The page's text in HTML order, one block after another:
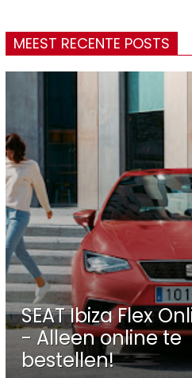
MEEST RECENTE POSTS
SEAT Ibiza Flex
- Alleen online te
bestellen!